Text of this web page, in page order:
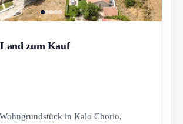
zum Kauf
in Kalo Chorio,